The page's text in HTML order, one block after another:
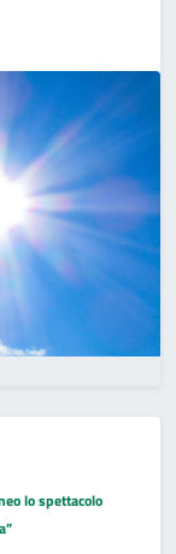
lo spettacolo